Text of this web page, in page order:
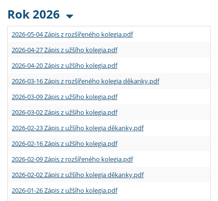
Rok 2026
2026-05-04 Zápis z rozšířeného kolegia.pdf
2026-04-27 Zápis z užšího kolegia.pdf
2026-04-20 Zápis z užšího kolegia.pdf
2026-03-16 Zápis z rozšířeného kolegia děkanky.pdf
2026-03-09 Zápis z užšího kolegia.pdf
2026-03-02 Zápis z užšího kolegia.pdf
2026-02-23 Zápis z užšího kolegia děkanky.pdf
2026-02-16 Zápis z užšího kolegia.pdf
2026-02-09 Zápis z rozšířeného kolegia.pdf
2026-02-02 Zápis z užšího kolegia děkanky.pdf
2026-01-26 Zápis z užšího kolegia.pdf